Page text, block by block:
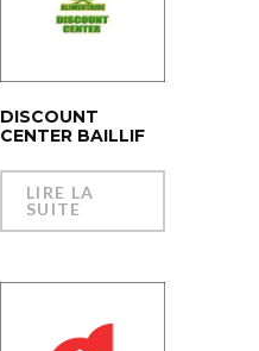
DISCOUNT
CENTER BAILLIF
LIRE LA
SUITE